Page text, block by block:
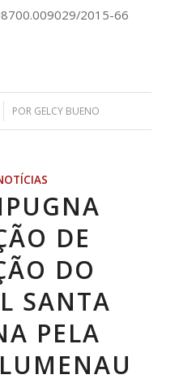
2015-66
POR GELCY BUENO
DE
DO
SANTA
PELA